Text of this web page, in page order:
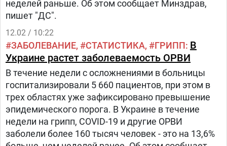
неделей раньше. Об этом сообщает Минздрав,
пишет "ДС".
12.02 / 10:22
ЗАБОЛЕВАНИЕ СТАТИСТИКА ГРИПП В
Украине растет заболеваемость ОРВИ
В течение недели с осложнениями в больницы
госпитализировали 5 660 пациентов, при этом в
трех областях уже зафиксировано превышение
эпидемического порога. В Украине в течение
недели на грипп, COVID-19 и другие ОРВИ
заболели более 160 тысяч человек - это на 13,6%